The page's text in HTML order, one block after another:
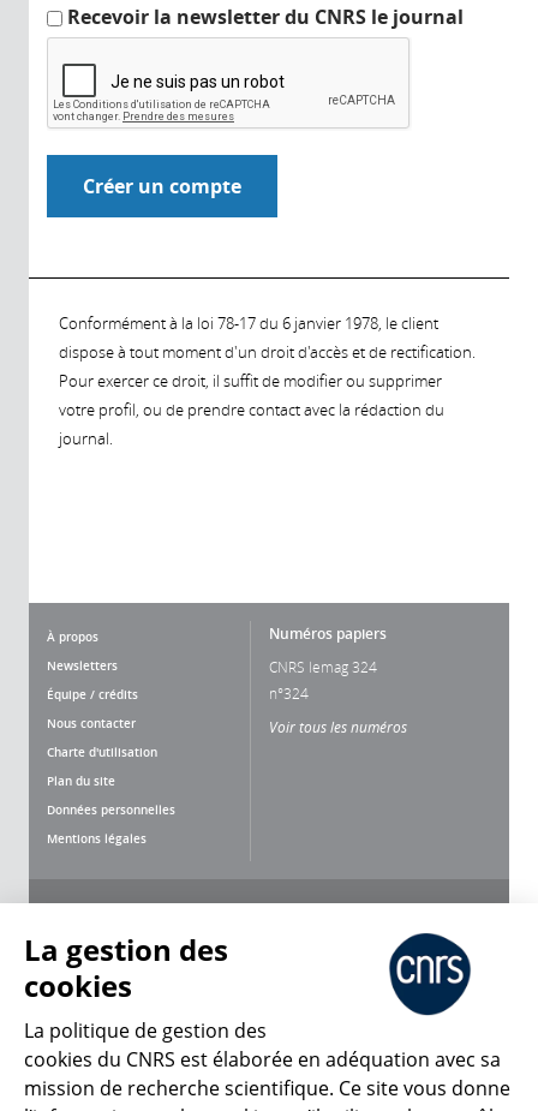
Recevoir la newsletter du CNRS le journal
Conformément à la loi 78-17 du 6 janvier 1978, le client
dispose à tout moment d'un droit d'accès et de rectification.
Pour exercer ce droit, il suffit de modifier ou supprimer
votre profil, ou de prendre contact avec la rédaction du
journal.
À propos
Newsletters
Équipe / crédits
Nous contacter
Charte d'utilisation
Plan du site
Données personnelles
Mentions légales
Numéros papiers
CNRS lemag 324
n°324
Voir tous les numéros
CNRS Le Mag
La gestion des
cookies
La politique de gestion des
cookies du CNRS est élaborée en adéquation avec sa
mission de recherche scientifique. Ce site vous donne